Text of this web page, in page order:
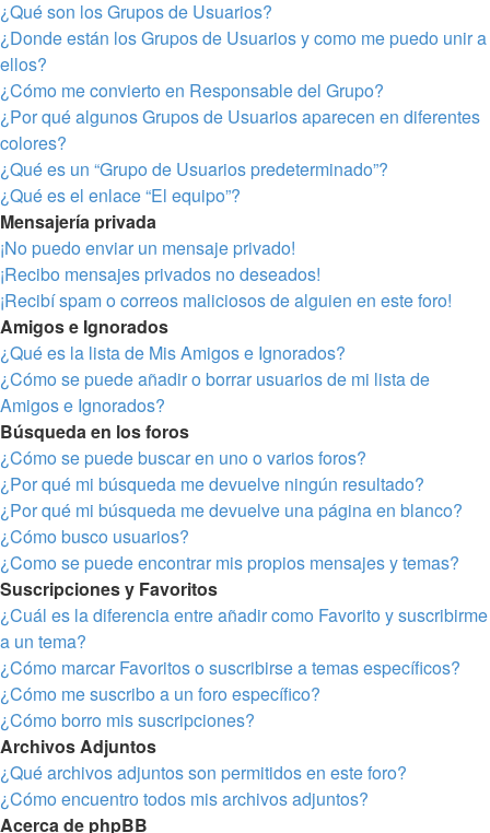
¿Qué son los Grupos de Usuarios?
¿Donde están los Grupos de Usuarios y como me puedo unir a
ellos?
¿Cómo me convierto en Responsable del Grupo?
¿Por qué algunos Grupos de Usuarios aparecen en diferentes
colores?
¿Qué es un “Grupo de Usuarios predeterminado”?
¿Qué es el enlace “El equipo”?
Mensajería privada
¡No puedo enviar un mensaje privado!
¡Recibo mensajes privados no deseados!
¡Recibí spam o correos maliciosos de alguien en este foro!
Amigos e Ignorados
¿Qué es la lista de Mis Amigos e Ignorados?
¿Cómo se puede añadir o borrar usuarios de mi lista de
Amigos e Ignorados?
Búsqueda en los foros
¿Cómo se puede buscar en uno o varios foros?
¿Por qué mi búsqueda me devuelve ningún resultado?
¿Por qué mi búsqueda me devuelve una página en blanco?
¿Cómo busco usuarios?
¿Como se puede encontrar mis propios mensajes y temas?
Suscripciones y Favoritos
¿Cuál es la diferencia entre añadir como Favorito y suscribirme
a un tema?
¿Cómo marcar Favoritos o suscribirse a temas específicos?
¿Cómo me suscribo a un foro específico?
¿Cómo borro mis suscripciones?
Archivos Adjuntos
¿Qué archivos adjuntos son permitidos en este foro?
¿Cómo encuentro todos mis archivos adjuntos?
Acerca de phpBB